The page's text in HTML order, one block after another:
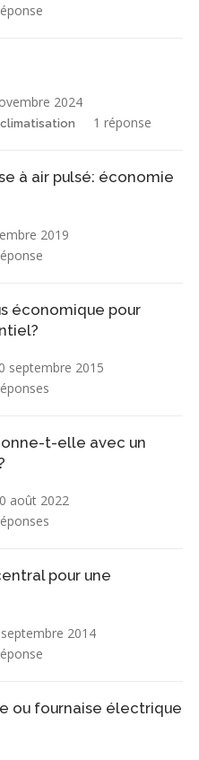
2024
1 réponse
à air pulsé: économie
2019
économique pour
septembre 2015
t-elle avec un
août 2022
pour une
2014
ou fournaise électrique